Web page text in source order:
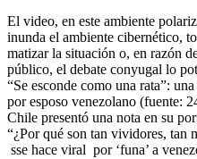
El video, en este ambiente
inunda el ambiente cibernético,
matizar la situación o, en razón
público, el debate conyugal lo
“Se esconde como una rata”:
por esposo venezolano (fuente:
Chile presentó una nota en su
“¿Por qué son tan vividores, tan
sse hace viral por ‘funa’ a